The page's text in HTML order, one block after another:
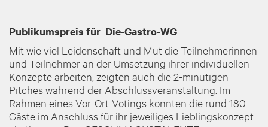
Publikumspreis für Die-Gastro-WG
Mit wie viel Leidenschaft und Mut die Teilnehmerinnen
und Teilnehmer an der Umsetzung ihrer individuellen
Konzepte arbeiten, zeigten auch die 2-minütigen
Pitches während der Abschlussveranstaltung. Im
Rahmen eines Vor-Ort-Votings konnten die rund 180
Gäste im Anschluss für ihr jeweiliges Lieblingskonzept